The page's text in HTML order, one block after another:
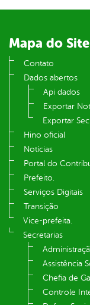
Mapa do Site
Contato
Dados abertos
Api dados
Exportar
Exportar
Hino oficial
Notícias
Portal do
Prefeito.
Serviços Digitais
Transição
Vice-prefeita.
Secretarias
Assistência
Chefia de
Controle